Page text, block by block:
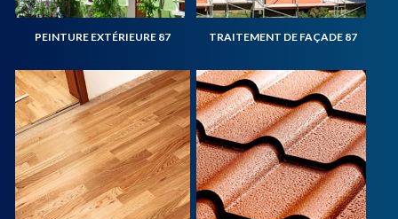
PEINTURE EXTÉRIEURE 87 TRAITEMENT DE FAÇADE 87